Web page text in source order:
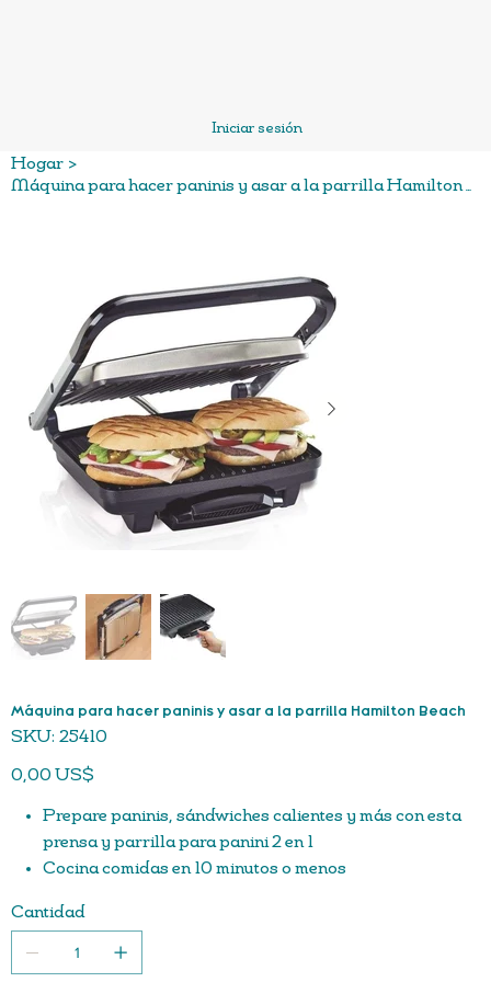
Iniciar sesión
Hogar >
Máquina para hacer paninis y asar a la parrilla Hamilton Beach
Máquina para hacer paninis y asar a la parrilla Hamilton Beach
SKU: SKU
25410
25410
Precio
0,00 US$
Prepare paninis, sándwiches calientes y más con esta
prensa y parrilla para panini 2 en 1
Cocina comidas en 10 minutos o menos
lavavajillas, placas antiadherentes y herramienta de
espátula/raspador incluida
Resultados con calidad de restaurante en casa por una
Cantidad